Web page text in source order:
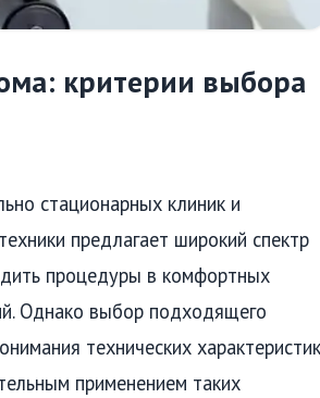
критерии выбора
стационарных клиник и
предлагает широкий спектр
процедуры в комфортных
Однако выбор подходящего
технических
применением таких